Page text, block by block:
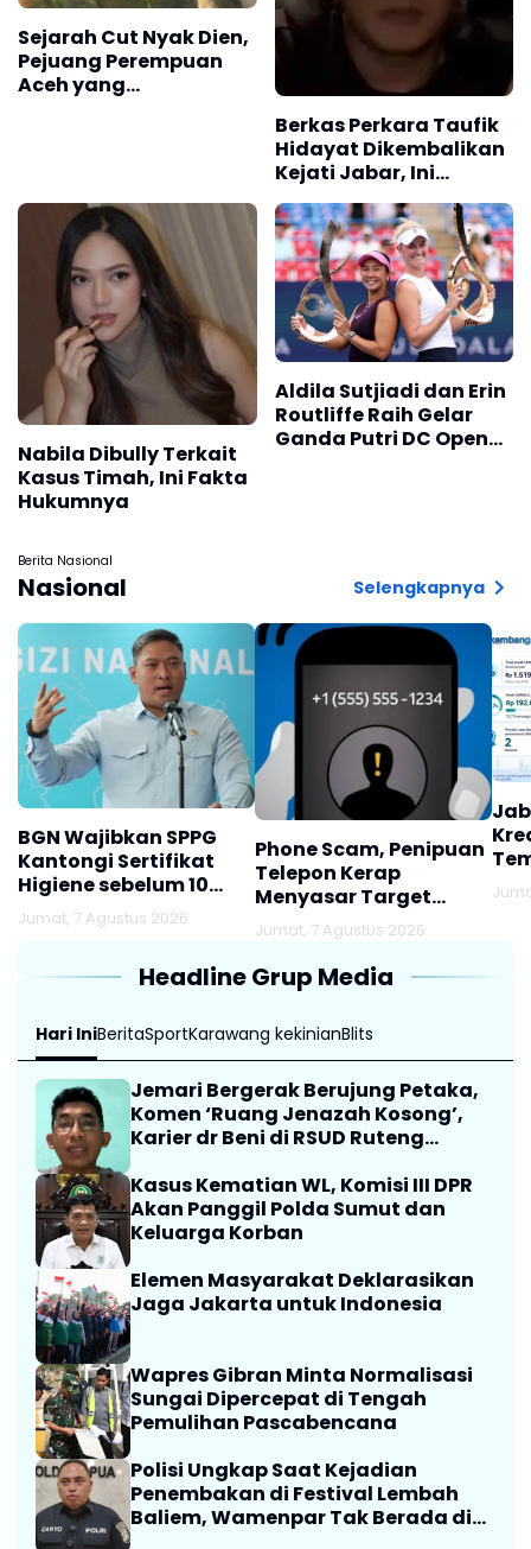
Sejarah Cut Nyak Dien,
Pejuang Perempuan
Aceh yang
Berkas Perkara Taufik
Hidayat Dikembalikan
Kejati Jabar, Ini
Nabila Dibully Terkait
Kasus Timah, Ini Fakta
Hukumnya
Aldila Sutjiadi dan Erin
Routliffe Raih Gelar
Ganda Putri DC Open
Berita Nasional
Nasional Selengkapnya
BGN Wajibkan SPPG
Kantongi Sertifikat
Higiene sebelum 10
Agustus
Jumat, 7 Agustus 2026
Phone Scam, Penipuan
Telepon Kerap
Menyasar Target
Lansia
Jumat, 7 Agustus 2026
Headline Grup Media
Hari IniBeritaSportKarawang kekinianBlits
Jemari Bergerak Berujung Petaka,
Komen ‘Ruang Jenazah Kosong’,
Karier dr Beni di RSUD Ruteng
Kasus Kematian WL, Komisi III DPR
Akan Panggil Polda Sumut dan
Keluarga Korban
Elemen Masyarakat Deklarasikan
Jaga Jakarta untuk Indonesia
Wapres Gibran Minta Normalisasi
Sungai Dipercepat di Tengah
Pemulihan Pascabencana
Polisi Ungkap Saat Kejadian
Penembakan di Festival Lembah
Baliem, Wamenpar Tak Berada di